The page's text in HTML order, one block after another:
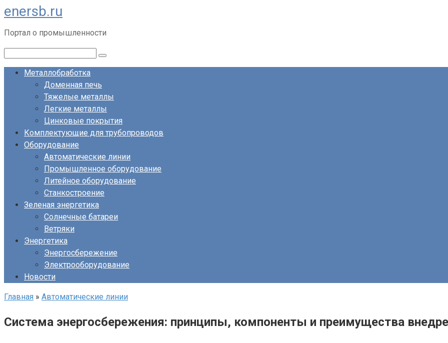
Перейти
к
контенту
enersb.ru
Портал о промышленности
Металлобработка
Доменная печь
Тяжелые металлы
Легкие металлы
Цинковые покрытия
Комплектующие для трубопроводов
Оборудование
Автоматические линии
Промышленное оборудование
Литейное оборудование
Станкостроение
Зеленая энергетика
Солнечные батареи
Ветряки
Энергетика
Энергосбережение
Электрооборудование
Новости
Главная » Автоматические линии
Система энергосбережения: принципы, компоненты и преимущества